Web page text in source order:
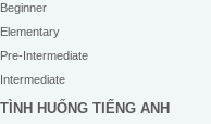
Beginner
Elementary
Pre-Intermediate
Intermediate
TÌNH HUỐNG TIẾNG ANH